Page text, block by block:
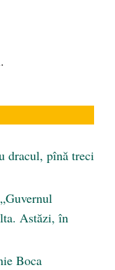
dracul, pînă treci
Astăzi, în
Boca